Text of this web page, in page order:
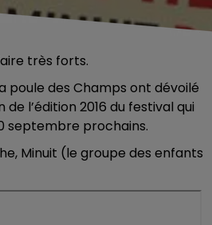
très forts.
poule des Champs ont dévoilé
l’édition 2016 du festival qui
septembre prochains.
Minuit (le groupe des enfants